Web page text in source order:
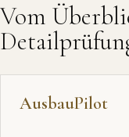
Vom
AusbauPilot